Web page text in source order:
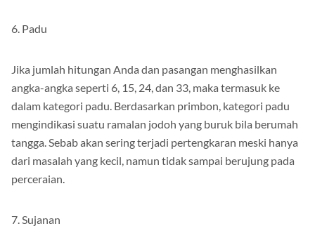
6. Padu
Jika jumlah hitungan Anda dan pasangan menghasilkan
angka-angka seperti 6, 15, 24, dan 33, maka termasuk ke
dalam kategori padu. Berdasarkan primbon, kategori padu
mengindikasi suatu ramalan jodoh yang buruk bila berumah
tangga. Sebab akan sering terjadi pertengkaran meski hanya
dari masalah yang kecil, namun tidak sampai berujung pada
perceraian.
7. Sujanan